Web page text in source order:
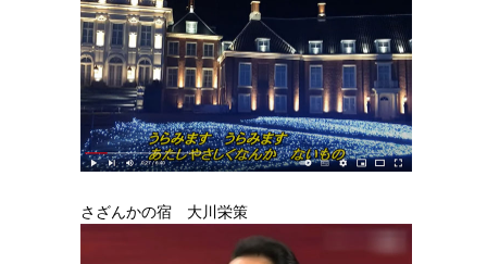
さざんかの宿 大川栄策